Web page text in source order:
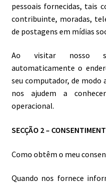
pessoais fornecidas, tais
contribuinte, moradas,
de postagens em mídias
Ao visitar nosso
automaticamente o
seu computador, de modo
nos ajudem a
operacional.
SECÇÃO 2 –
Como obtêm o meu
Quando nos fornece